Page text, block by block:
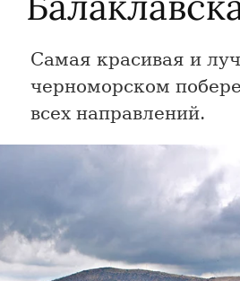
Самая красивая и
черноморском
всех направлений.